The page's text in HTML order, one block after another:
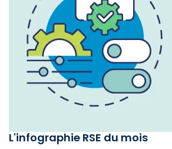
L'infographie RSE du mois